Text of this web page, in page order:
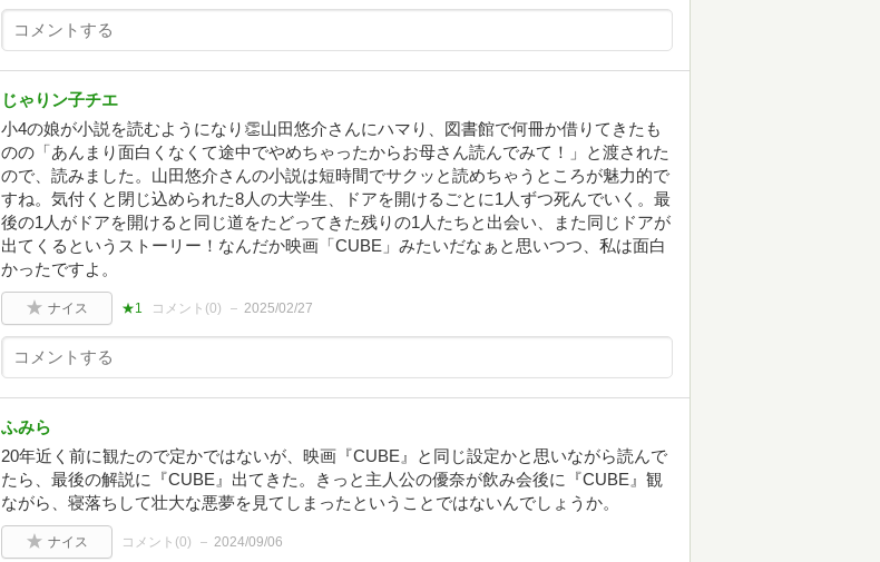
じゃりン子チエ
小4の娘が小説を読むようになり👏山田悠介さんにハマり、図書館で何冊か借りてきたも
のの「あんまり面白くなくて途中でやめちゃったからお母さん読んでみて！」と渡された
ので、読みました。山田悠介さんの小説は短時間でサクッと読めちゃうところが魅力的で
すね。気付くと閉じ込められた8人の大学生、ドアを開けるごとに1人ずつ死んでいく。最
後の1人がドアを開けると同じ道をたどってきた残りの1人たちと出会い、また同じドアが
出てくるというストーリー！なんだか映画「CUBE」みたいだなぁと思いつつ、私は面白
かったですよ。
ナイス ★1 コメント(0) 2025/02/27
ふみら
20年近く前に観たので定かではないが、映画『CUBE』と同じ設定かと思いながら読んで
たら、最後の解説に『CUBE』出てきた。きっと主人公の優奈が飲み会後に『CUBE』観
ながら、寝落ちして壮大な悪夢を見てしまったということではないんでしょうか。
ナイス コメント(0) 2024/09/06